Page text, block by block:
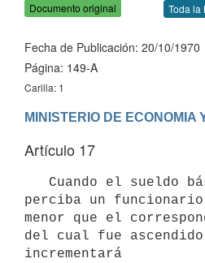
Documento original Toda la
Fecha de Publicación: 20/10/1970
Página: 149-A
Carilla: 1
MINISTERIO DE ECONOMIA
Artículo 17
perciba un
menor que el
del cual fue
incrementará